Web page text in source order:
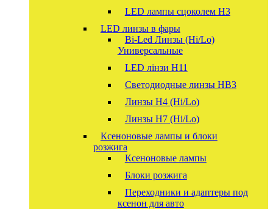
LED лампы сцоколем H3
LED линзы в фары
Bi-Led Линзы (Hi/Lo)
Универсальные
LED лінзи H11
Светодиодные линзы HB3
Линзы Н4 (Hi/Lo)
Линзы Н7 (Hi/Lo)
Ксеноновые лампы и блоки
розжига
Ксеноновые лампы
Блоки розжига
Переходники и адаптеры под
ксенон для авто